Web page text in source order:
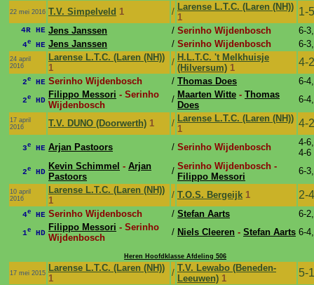
22 mei 2016 T.V. Simpelveld 1 / Larense L.T.C. (Laren (NH))
1
1-5
4R HE Jens Janssen / Serinho Wijdenbosch 6-
4e HE Jens Janssen / Serinho Wijdenbosch 6-
24 april
2016
Larense L.T.C. (Laren (NH))
1
/ H.L.T.C. 't Melkhuisje
(Hilversum) 1 4-2
2e HE Serinho Wijdenbosch / Thomas Does 6-
2e HD
Filippo Messori - Serinho
Wijdenbosch
/ Maarten Witte - Thomas
Does
6-
17 april
2016
T.V. DUNO (Doorwerth) 1 / Larense L.T.C. (Laren (NH))
1
4-2
3e HE Arjan Pastoors / Serinho Wijdenbosch
4-
4-6
2e HD
Kevin Schimmel - Arjan
Pastoors
/ Serinho Wijdenbosch -
Filippo Messori
6-
10 april
2016
Larense L.T.C. (Laren (NH))
1
/ T.O.S. Bergeijk 1 2-4
4e HE Serinho Wijdenbosch / Stefan Aarts 6-
1e HD
Filippo Messori - Serinho
Wijdenbosch
/ Niels Cleeren - Stefan Aarts 6-
Heren Hoofdklasse Afdeling 506
17 mei 2015 Larense L.T.C. (Laren (NH))
1
/ T.V. Lewabo (Beneden-
Leeuwen) 1 5-1